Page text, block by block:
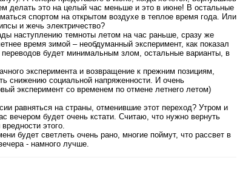
делать это на целый час меньше и это в июне! В остальные
спортом на открытом воздухе в теплое время года. Или
и жечь электричество?
наступлению темноты летом на час раньше, сразу же
время зимой – необдуманный эксперимент, как показал
будет минимальным злом, остальные варианты, в
эксперимента и возвращение к прежним позициям,
снижению социальной напряженности. И очень
эксперимент со временем по отмене летнего летом)
равняться на страны, отменившие этот переход? Утром и
вечером будет очень кстати. Считаю, что нужно вернуть
этого.
будет светлеть очень рано, многие поймут, что рассвет в
- намного лучше.